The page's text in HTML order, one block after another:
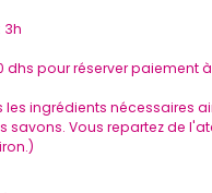
3h
dhs pour réserver paiement
ingrédients nécessaires
savons. Vous repartez de